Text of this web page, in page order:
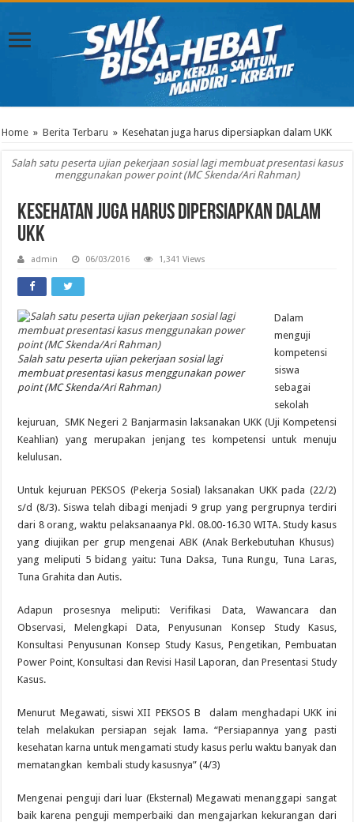
Home » Berita Terbaru » Kesehatan juga harus dipersiapkan dalam UKK
Salah satu peserta ujian pekerjaan sosial lagi membuat presentasi kasus
menggunakan power point (MC Skenda/Ari Rahman)
Kesehatan juga harus dipersiapkan dalam
UKK
admin 06/03/2016 1,341 Views
Salah satu peserta ujian pekerjaan sosial lagi
membuat presentasi kasus menggunakan power
point (MC Skenda/Ari Rahman)
Dalam
menguji
kompetensi
siswa
sebagai
sekolah
kejuruan, SMK Negeri 2 Banjarmasin laksanakan UKK (Uji Kompetensi
Keahlian) yang merupakan jenjang tes kompetensi untuk menuju
kelulusan.
Untuk kejuruan PEKSOS (Pekerja Sosial) laksanakan UKK pada (22/2)
s/d (8/3). Siswa telah dibagi menjadi 9 grup yang pergrupnya terdiri
dari 8 orang, waktu pelaksanaanya Pkl. 08.00-16.30 WITA. Study kasus
yang diujikan per grup mengenai ABK (Anak Berkebutuhan Khusus)
yang meliputi 5 bidang yaitu: Tuna Daksa, Tuna Rungu, Tuna Laras,
Tuna Grahita dan Autis.
Adapun prosesnya meliputi: Verifikasi Data, Wawancara dan
Observasi, Melengkapi Data, Penyusunan Konsep Study Kasus,
Konsultasi Penyusunan Konsep Study Kasus, Pengetikan, Pembuatan
Power Point, Konsultasi dan Revisi Hasil Laporan, dan Presentasi Study
Kasus.
Menurut Megawati, siswi XII PEKSOS B dalam menghadapi UKK ini
telah melakukan persiapan sejak lama. “Persiapannya yang pasti
kesehatan karna untuk mengamati study kasus perlu waktu banyak dan
mematangkan kembali study kasusnya” (4/3)
Mengenai penguji dari luar (Eksternal) Megawati menanggapi sangat
baik karena penguji memperbaiki dan mengajarkan kekurangan dari